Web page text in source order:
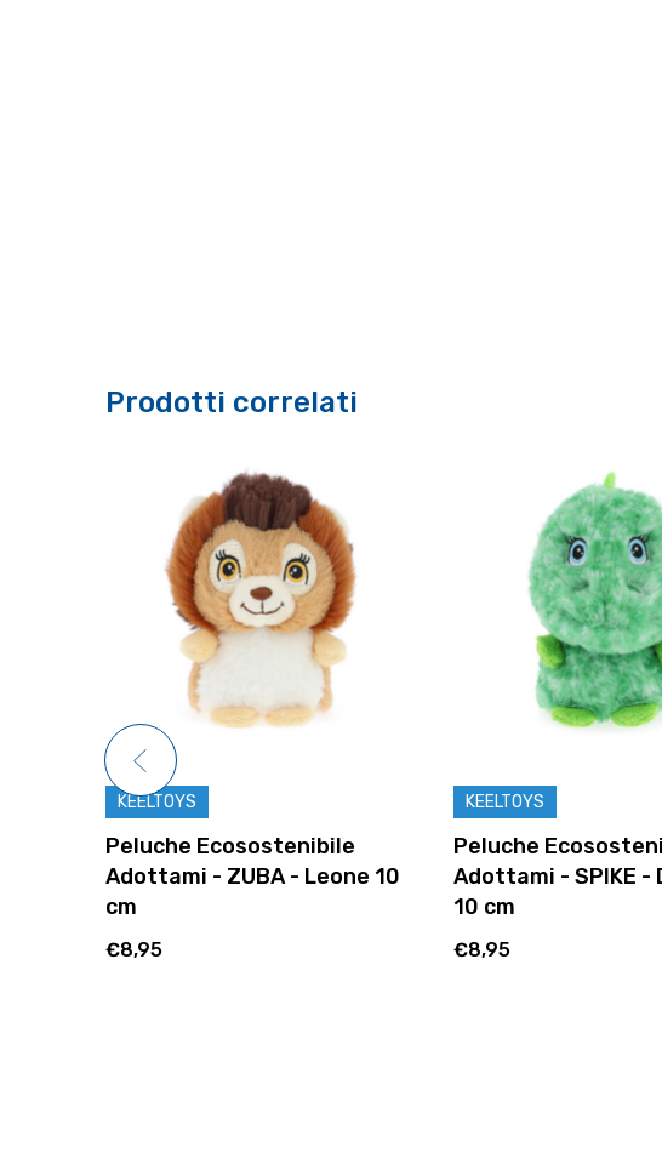
Prodotti correlati
KEELTOYS
Peluche Ecosostenibile
Adottami - ZUBA - Leone 10
cm
€8,95
KEELTOYS
Peluche
Adottami - SPIKE -
10 cm
€8,95